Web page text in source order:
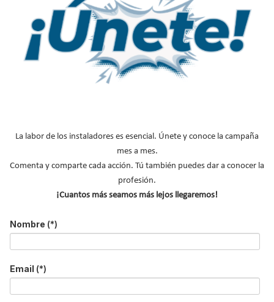
Hyundai presenta IONIQ-THERM, la nueva
aerotermia capaz de funcionar hasta en un
98% con energía solar
Solo el 13% de los hogares cuenta con
aerotermia: las falsas creencias que todavía
frenan su adopción en España
Suscríbete a
La labor de los instaladores es esencial. Únete y conoce la campaña
mes a mes.
Comenta y comparte cada acción. Tú también puedes dar a conocer la
profesión.
¡Cuantos más seamos más lejos llegaremos!
Nombre (*)
Email (*)